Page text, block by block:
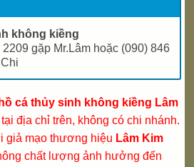
không kiềng
2209 gặp Mr.Lâm hoặc (090) 846
hồ cá thủy sinh không kiềng Lâm
địa chỉ trên, không có chi nhánh.
giả mạo thương hiệu Lâm Kim
chất lượng ảnh hưởng đến